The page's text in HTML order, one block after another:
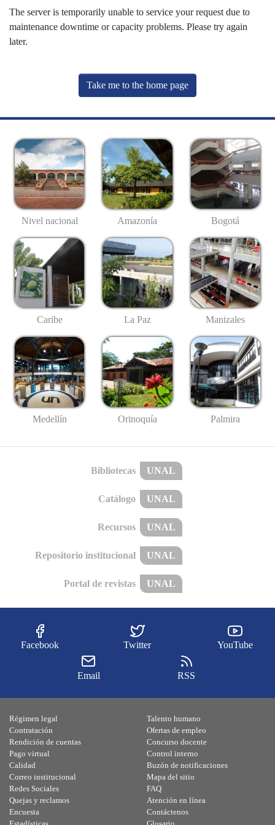
The server is temporarily unable to service your request due to
maintenance downtime or capacity problems. Please try again
later.
Take me to the home page
Nivel nacional Amazonía Bogotá
Caribe La Paz Manizales
Medellín Orinoquía Palmira
Bibliotecas UNAL
Catálogo UNAL
Recursos UNAL
Repositorio institucional UNAL
Portal de revistas UNAL
Facebook Twitter YouTube
Email RSS
Régimen legal
Contratación
Rendición de cuentas
Pago virtual
Calidad
Talento humano
Ofertas de empleo
Concurso docente
Control interno
Buzón de notificaciones
Correo institucional
Redes Sociales
Quejas y reclamos
Encuesta
Mapa del sitio
FAQ
Atención en línea
Contáctenos